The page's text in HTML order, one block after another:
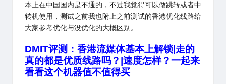
本上在中国国内是不通的，不过我觉得可以做跳转或者中
转机使用，测试之前我也附上之前测试的香港优化线路给
大家参考优化与没优化的大概区别。
DMIT评测：香港流媒体基本上解锁|走的
真的都是优质线路吗？|速度怎样？一起来
看看这个机器值不值得买